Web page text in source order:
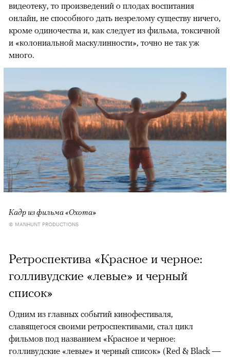
видеотеку, то произведений о плодах воспитания
онлайн, не способного дать незрелому существу ничего,
кроме одиночества и, как следует из фильма, токсичной
и «колониальной маскулинности», точно не так уж
много.
Кадр из фильма «Охота»
© MANHUNT PRODUCTIONS
Ретроспектива «Красное и черное:
голливудские «левые» и черный
список»
Одним из главных событий кинофестиваля,
славящегося своими ретроспективами, стал цикл
фильмов под названием «Красное и черное:
голливудские «левые» и черный список» (Red & Black —